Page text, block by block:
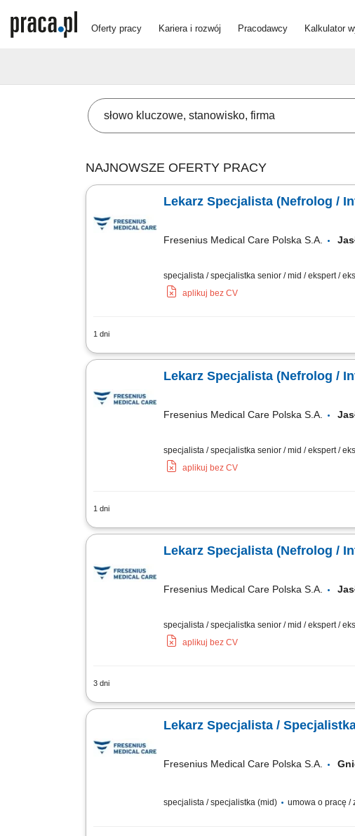
Oferty pracy Kariera i rozwój Pracodawcy Kalkulator
NAJNOWSZE OFERTY PRACY
Lekarz Specjalista (Nefrolog /
Fresenius Medical Care Polska S.A.
specjalista / specjalistka senior / mid / ekspert /
aplikuj bez CV
1 dni
Opis stanowiska: Kompleksowa opieka nad
Lekarz Specjalista (Nefrolog /
Fresenius Medical Care Polska S.A.
specjalista / specjalistka senior / mid / ekspert /
aplikuj bez CV
1 dni
Zakres obowiązków: Kompleksowa opieka nad
Lekarz Specjalista (Nefrolog /
Fresenius Medical Care Polska S.A.
specjalista / specjalistka senior / mid / ekspert /
aplikuj bez CV
3 dni
Zadania: Diagnostyka, profilaktyka i leczenie
Lekarz Specjalista /
Fresenius Medical Care Polska S.A.
specjalista / specjalistka (mid) umowa o pracę /